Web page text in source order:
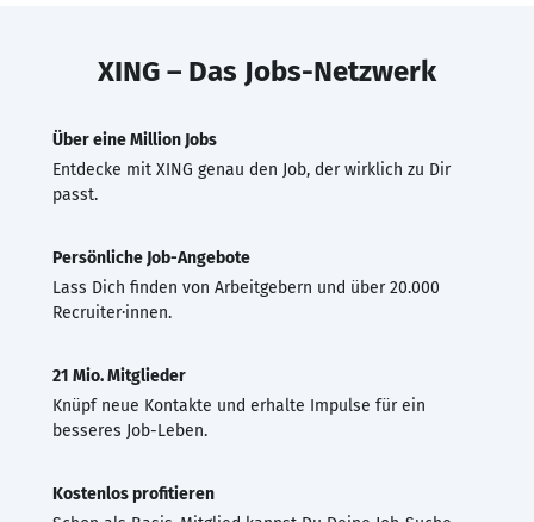
XING – Das Jobs-Netzwerk
Über eine Million Jobs
Entdecke mit XING genau den Job, der wirklich zu Dir
passt.
Persönliche Job-Angebote
Lass Dich finden von Arbeitgebern und über 20.000
Recruiter·innen.
21 Mio. Mitglieder
Knüpf neue Kontakte und erhalte Impulse für ein
besseres Job-Leben.
Kostenlos profitieren